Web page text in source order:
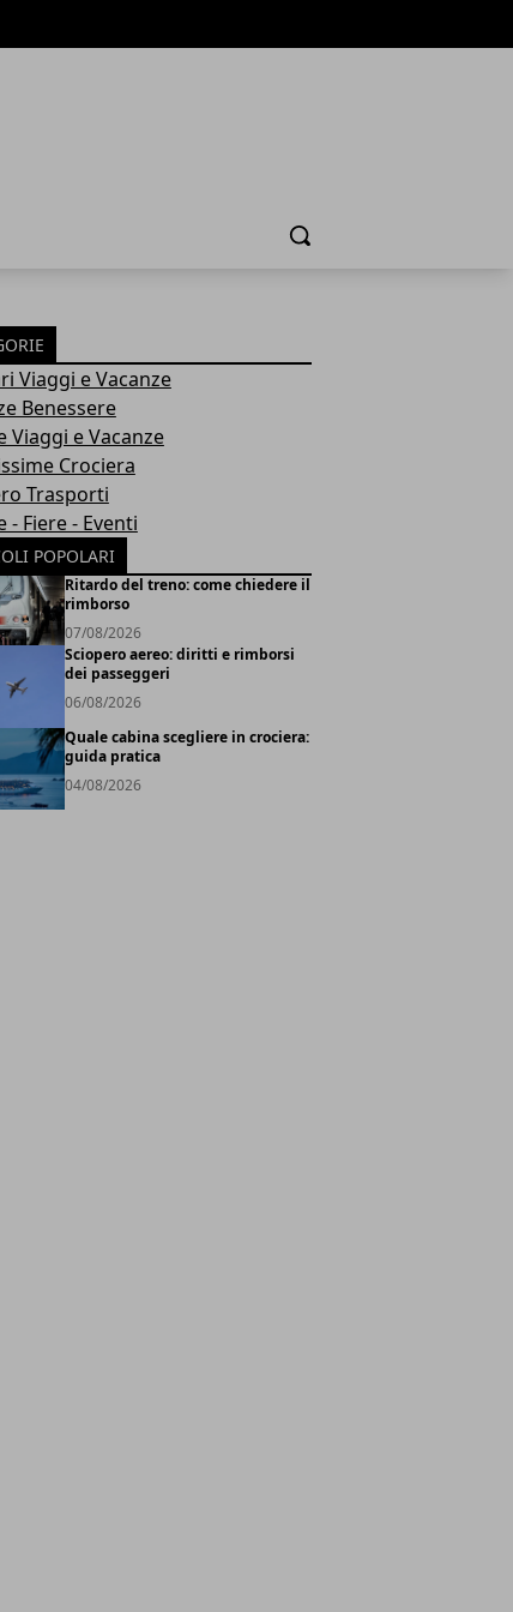
Cerca
Viaggi e Vacanze
Benessere
Viaggi e Vacanze
Crociera
Trasporti
- Fiere - Eventi
POPOLARI
Ritardo del treno: come chiedere il
rimborso
07/08/2026
Sciopero aereo: diritti e rimborsi
dei passeggeri
06/08/2026
Quale cabina scegliere in crociera:
guida pratica
04/08/2026